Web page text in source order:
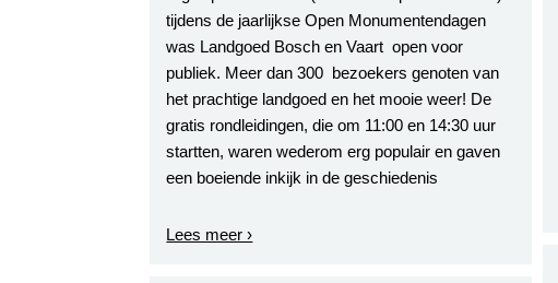
tijdens de jaarlijkse Open Monumentendagen
was Landgoed Bosch en Vaart open voor
publiek. Meer dan 300 bezoekers genoten van
het prachtige landgoed en het mooie weer! De
gratis rondleidingen, die om 11:00 en 14:30 uur
startten, waren wederom erg populair en gaven
een boeiende inkijk in de geschiedenis
Lees meer ›